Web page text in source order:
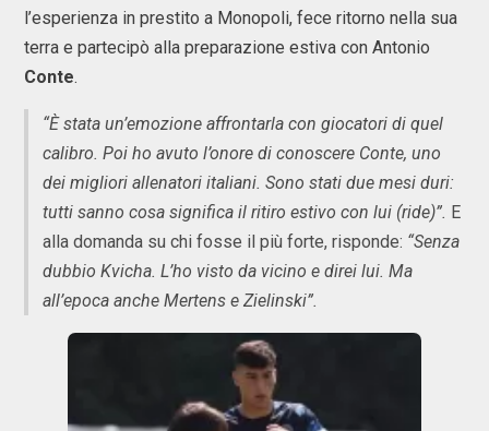
l’esperienza in prestito a Monopoli, fece ritorno nella sua
terra e partecipò alla preparazione estiva con Antonio
Conte.
“È stata un’emozione affrontarla con giocatori di quel
calibro. Poi ho avuto l’onore di conoscere Conte, uno
dei migliori allenatori italiani. Sono stati due mesi duri:
tutti sanno cosa significa il ritiro estivo con lui (ride)”. E
alla domanda su chi fosse il più forte, risponde: “Senza
dubbio Kvicha. L’ho visto da vicino e direi lui. Ma
all’epoca anche Mertens e Zielinski”.